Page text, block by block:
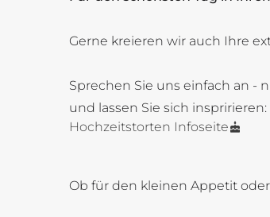
Gerne kreieren wir auch Ihre
Sprechen Sie uns einfach an -
und lassen Sie sich inspririeren:
Hochzeitstorten Infoseite
Ob für den kleinen Appetit